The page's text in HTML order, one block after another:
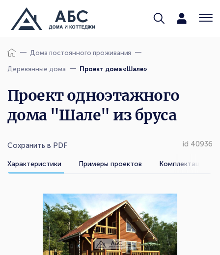
Дома постоянного проживания
Деревянные дома Проект дома «Шале»
Проект одноэтажного
дома "Шале" из бруса
Сохранить в PDF id 40936
Характеристики Примеры проектов Комплектации